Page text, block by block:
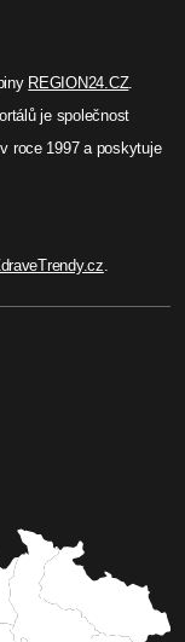
REGION24.CZ.
je společnost
roce 1997 a poskytuje